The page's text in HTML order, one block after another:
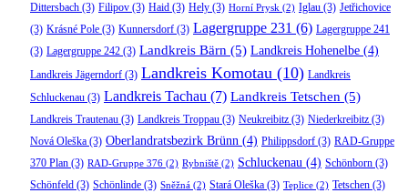
Dittersbach (3) Filipov (3) Haid (3) Hely (3) Horní Prysk (2) Iglau (3) Jetřichovice
(3) Krásné Pole (3) Kunnersdorf (3) Lagergruppe 231 (6) Lagergruppe 241
(3) Lagergruppe 242 (3) Landkreis Bärn (5) Landkreis Hohenelbe (4)
Landkreis Jägerndorf (3) Landkreis Komotau (10) Landkreis
Schluckenau (3) Landkreis Tachau (7) Landkreis Tetschen (5)
Landkreis Trautenau (3) Landkreis Troppau (3) Neukreibitz (3) Niederkreibitz (3)
Nová Oleška (3) Oberlandratsbezirk Brünn (4) Philippsdorf (3) RAD-Gruppe
370 Plan (3) RAD-Gruppe 376 (2) Rybniště (2) Schluckenau (4) Schönborn (3)
Schönfeld (3) Schönlinde (3) Sněžná (2) Stará Oleška (3) Teplice (2) Tetschen (3)